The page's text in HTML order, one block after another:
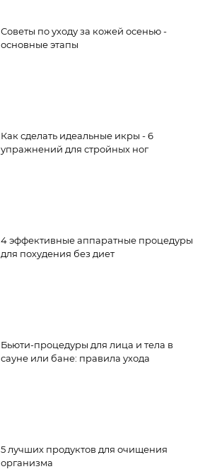
Советы по уходу за кожей осенью -
основные этапы
Как сделать идеальные икры - 6
упражнений для стройных ног
4 эффективные аппаратные процедуры
для похудения без диет
Бьюти-процедуры для лица и тела в
сауне или бане: правила ухода
5 лучших продуктов для очищения
организма